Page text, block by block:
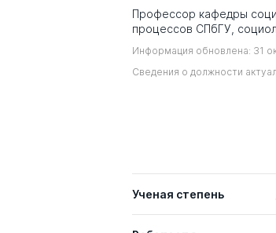
Профессор кафедры
процессов СПбГУ,
Информация обновлена: 31
Сведения о должности
Ученая степень